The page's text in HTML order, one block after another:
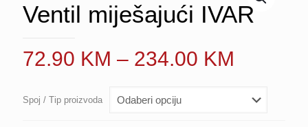
Ventil miješajući IVAR
72.90 KM – 234.00 KM
72.90
Spoj / Tip proizvoda